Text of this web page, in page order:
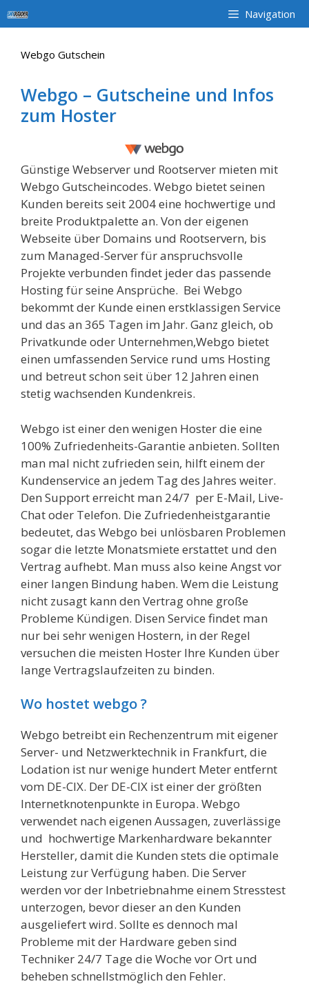
Zum
Inhalt
Navigation
Webgo Gutschein
Webgo – Gutscheine und Infos
zum Hoster
Günstige Webserver und Rootserver mieten mit
Webgo Gutscheincodes. Webgo bietet seinen
Kunden bereits seit 2004 eine hochwertige und
breite Produktpalette an. Von der eigenen
Webseite über Domains und Rootservern, bis
zum Managed-Server für anspruchsvolle
Projekte verbunden findet jeder das passende
Hosting für seine Ansprüche. Bei Webgo
bekommt der Kunde einen erstklassigen Service
und das an 365 Tagen im Jahr. Ganz gleich, ob
Privatkunde oder Unternehmen,Webgo bietet
einen umfassenden Service rund ums Hosting
und betreut schon seit über 12 Jahren einen
stetig wachsenden Kundenkreis.
Webgo ist einer den wenigen Hoster die eine
100% Zufriedenheits-Garantie anbieten. Sollten
man mal nicht zufrieden sein, hilft einem der
Kundenservice an jedem Tag des Jahres weiter.
Den Support erreicht man 24/7 per E-Mail, Live-
Chat oder Telefon. Die Zufriedenheistgarantie
bedeutet, das Webgo bei unlösbaren Problemen
sogar die letzte Monatsmiete erstattet und den
Vertrag aufhebt. Man muss also keine Angst vor
einer langen Bindung haben. Wem die Leistung
nicht zusagt kann den Vertrag ohne große
Probleme Kündigen. Disen Service findet man
nur bei sehr wenigen Hostern, in der Regel
versuchen die meisten Hoster Ihre Kunden über
lange Vertragslaufzeiten zu binden.
Wo hostet webgo ?
Webgo betreibt ein Rechenzentrum mit eigener
Server- und Netzwerktechnik in Frankfurt, die
Lodation ist nur wenige hundert Meter entfernt
vom DE-CIX. Der DE-CIX ist einer der größten
Internetknotenpunkte in Europa. Webgo
verwendet nach eigenen Aussagen, zuverlässige
und hochwertige Markenhardware bekannter
Hersteller, damit die Kunden stets die optimale
Leistung zur Verfügung haben. Die Server
werden vor der Inbetriebnahme einem Stresstest
unterzogen, bevor dieser an den Kunden
ausgeliefert wird. Sollte es dennoch mal
Probleme mit der Hardware geben sind
Techniker 24/7 Tage die Woche vor Ort und
beheben schnellstmöglich den Fehler.